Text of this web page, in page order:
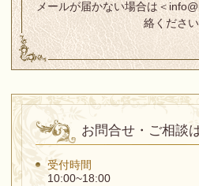
メールが届かない場合は＜
絡くださ
お問合せ・ご相談
受付時間
10:00~18:00